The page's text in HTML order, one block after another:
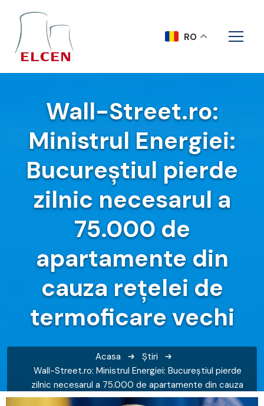
Wall-Street.ro:
Ministrul Energiei:
Bucureștiul pierde
zilnic necesarul a
75.000 de
apartamente din
cauza rețelei de
termoficare vechi
Acasa
Știri
Wall-Street.ro: Ministrul Energiei: Bucureștiul pierde
zilnic necesarul a 75.000 de apartamente din cauza
rețelei de termoficare vechi
RO